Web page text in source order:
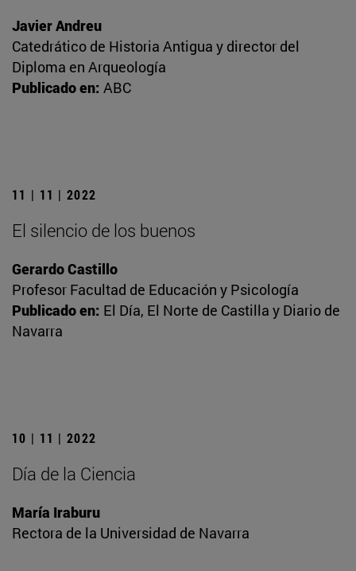
Javier Andreu
Catedrático de Historia Antigua y director del
Diploma en Arqueología
Publicado en: ABC
11 | 11 | 2022
El silencio de los buenos
Gerardo Castillo
Profesor Facultad de Educación y Psicología
Publicado en: El Día, El Norte de Castilla y Diario de
Navarra
10 | 11 | 2022
Día de la Ciencia
María Iraburu
Rectora de la Universidad de Navarra